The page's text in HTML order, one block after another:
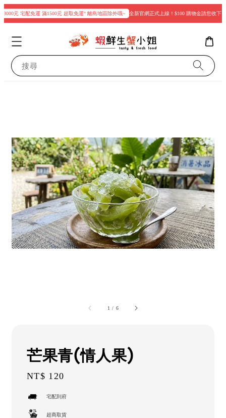
元 宅配免運 滿1500元 超取免運“ 離島地區除外哦~ 全新官網正式上線！$100 購物金請您收下
搜尋
1 / 6
芒果青(情人果)
Regular
NT$ 120
宅配到府
超商取貨